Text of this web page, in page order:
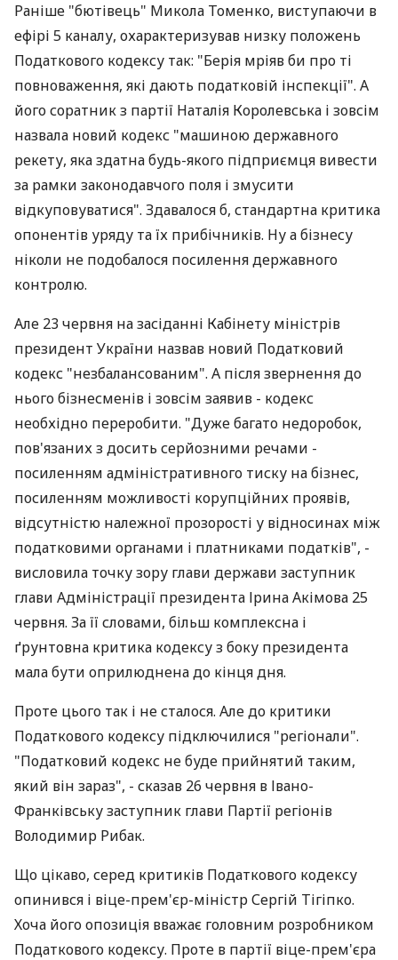
Раніше "бютівець" Микола Томенко, виступаючи в
ефірі 5 каналу, охарактеризував низку положень
Податкового кодексу так: "Берія мріяв би про ті
повноваження, які дають податковій інспекції". А
його соратник з партії Наталія Королевська і зовсім
назвала новий кодекс "машиною державного
рекету, яка здатна будь-якого підприємця вивести
за рамки законодавчого поля і змусити
відкуповуватися". Здавалося б, стандартна критика
опонентів уряду та їх прибічників. Ну а бізнесу
ніколи не подобалося посилення державного
контролю.
Але 23 червня на засіданні Кабінету міністрів
президент України назвав новий Податковий
кодекс "незбалансованим". А після звернення до
нього бізнесменів і зовсім заявив - кодекс
необхідно переробити. "Дуже багато недоробок,
пов'язаних з досить серйозними речами -
посиленням адміністративного тиску на бізнес,
посиленням можливості корупційних проявів,
відсутністю належної прозорості у відносинах між
податковими органами і платниками податків", -
висловила точку зору глави держави заступник
глави Адміністрації президента Ірина Акімова 25
червня. За її словами, більш комплексна і
ґрунтовна критика кодексу з боку президента
мала бути оприлюднена до кінця дня.
Проте цього так і не сталося. Але до критики
Податкового кодексу підключилися "регіонали".
"Податковий кодекс не буде прийнятий таким,
який він зараз", - сказав 26 червня в Івано-
Франківську заступник глави Партії регіонів
Володимир Рибак.
Що цікаво, серед критиків Податкового кодексу
опинився і віце-прем'єр-міністр Сергій Тігіпко.
Хоча його опозиція вважає головним розробником
Податкового кодексу. Проте в партії віце-прем'єра